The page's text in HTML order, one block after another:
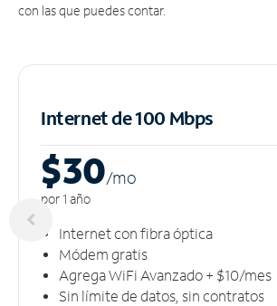
con las que puedes contar.
Internet de 100 Mbps
$30/mo
por 1 año
Internet con fibra óptica
Módem gratis
Agrega WiFi Avanzado + $10/mes
Sin límite de datos, sin contratos